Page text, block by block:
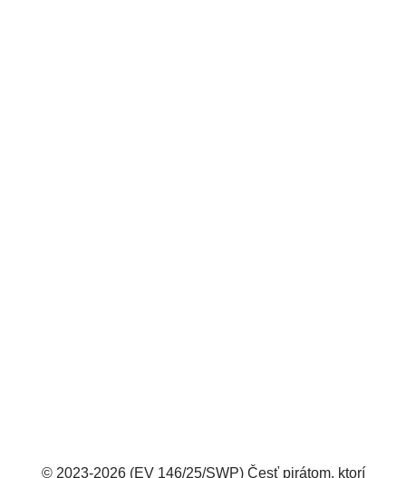
© 2023-2026 (EV 146/25/SWP) Česť pirátom, ktorí